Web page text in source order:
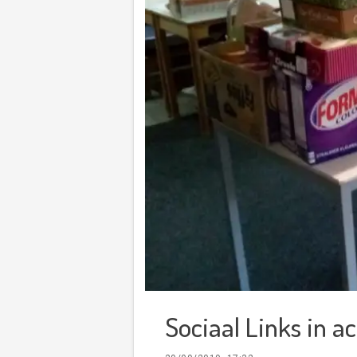
Sociaal Links in